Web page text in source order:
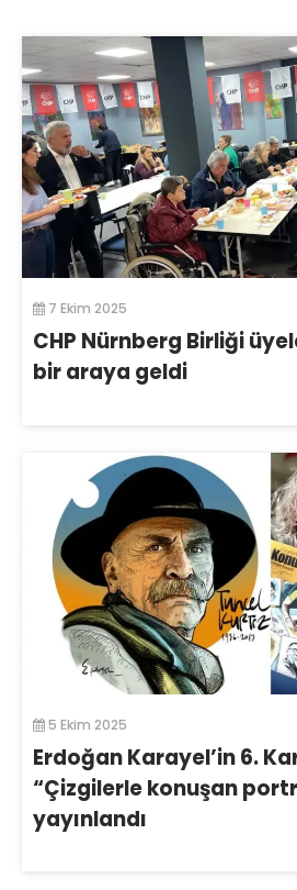
7 Ekim 2025
CHP Nürnberg Birliği
bir araya geldi
5 Ekim 2025
Erdoğan Karayel’in 6.
“Çizgilerle konuşan
yayınlandı